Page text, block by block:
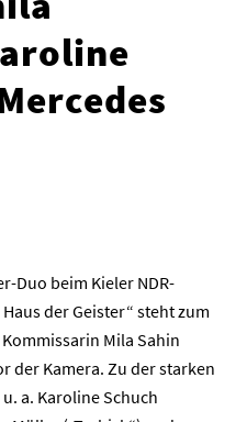
Duo beim Kieler NDR-
der Geister“ steht zum
Mila Sahin
der Kamera. Zu der starken
a. Karoline Schuch